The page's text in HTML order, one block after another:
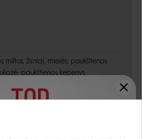
miltai, žirniai, mielės, paukštienos
paukštienos kepenys
natrio chloridas, frukto-